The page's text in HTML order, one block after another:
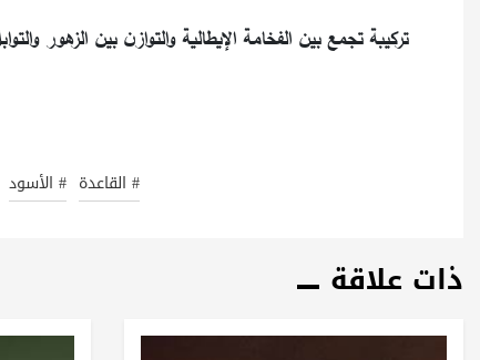
تركيبة تجمع بين الفخامة الإيطالية والتوازن بين الزهور
# القاعدة # الأسود
ذات علاقة